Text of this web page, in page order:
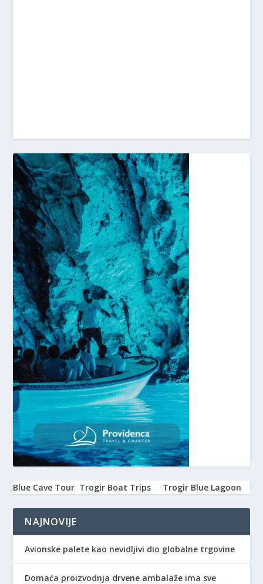
Blue Cave Tour Trogir Boat Trips Trogir Blue Lagoon
NAJNOVIJE
Avionske palete kao nevidljivi dio globalne trgovine
Domaća proizvodnja drvene ambalaže ima sve